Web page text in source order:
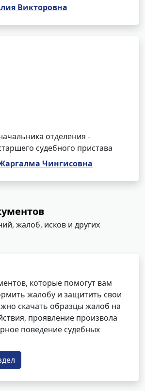
Викторовна
отделения -
судебного пристава
Чингисовна
жалоб, исков и других
которые помогут вам
жалобу и защитить свои
скачать образцы жалоб на
проявление произвола
поведение судебных